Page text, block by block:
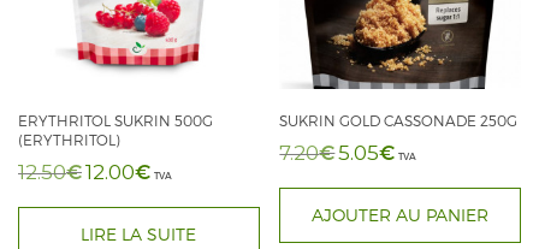
ERYTHRITOL SUKRIN 500G
(ERYTHRITOL)
12.50€ Le
initial
12.00€Le
actuel
TVA
LIRE LA SUITE
SUKRIN GOLD CASSONADE 250G
7.20€ Le
initial
était :
5.05€Le
actuel
est :
TVA
AJOUTER AU PANIER